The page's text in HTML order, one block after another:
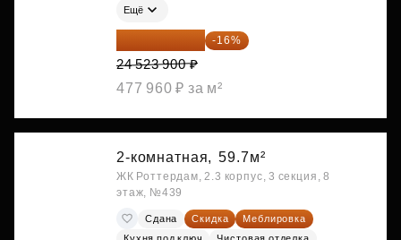
Ещё
20 600 076 ₽ -16%
24 523 900 ₽
477 960 ₽ за м²
2-комнатная, 59.7м²
ЖК Роттердам, 2.3 корпус, 3 секция, 8
этаж, №439
Сдана Скидка
Меблировка